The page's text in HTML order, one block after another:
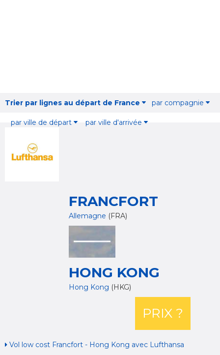
Trier par lignes au départ de France par compagnie
par ville de départ par ville d'arrivée
FRANCFORT
Allemagne (FRA)
HONG KONG
Hong Kong (HKG)
PRIX ?
Vol low cost Francfort - Hong Kong avec Lufthansa